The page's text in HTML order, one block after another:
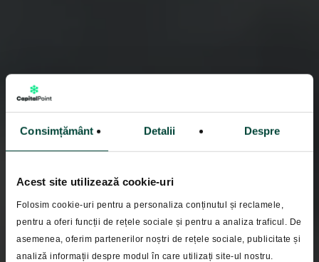
Consimțământ Detalii Despre
Acest site utilizează cookie-uri
Folosim cookie-uri pentru a personaliza conținutul și reclamele,
pentru a oferi funcții de rețele sociale și pentru a analiza traficul. De
asemenea, oferim partenerilor noștri de rețele sociale, publicitate și
analiză informații despre modul în care utilizați site-ul nostru.
Educatie financiara